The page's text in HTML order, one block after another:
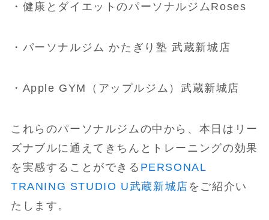
・健康とダイエットのパーソナルジムRoses
・パーソナルジム かたぎり塾 武蔵新城店
・Apple GYM（アップルジム）武蔵新城店
これらのパーソナルジムの中から、本日はリー
ズナブルに通えてきちんとトレーニングの効果
を実感することができる PERSONAL
TRANING STUDIO U武蔵新城店 をご紹介い
たします。